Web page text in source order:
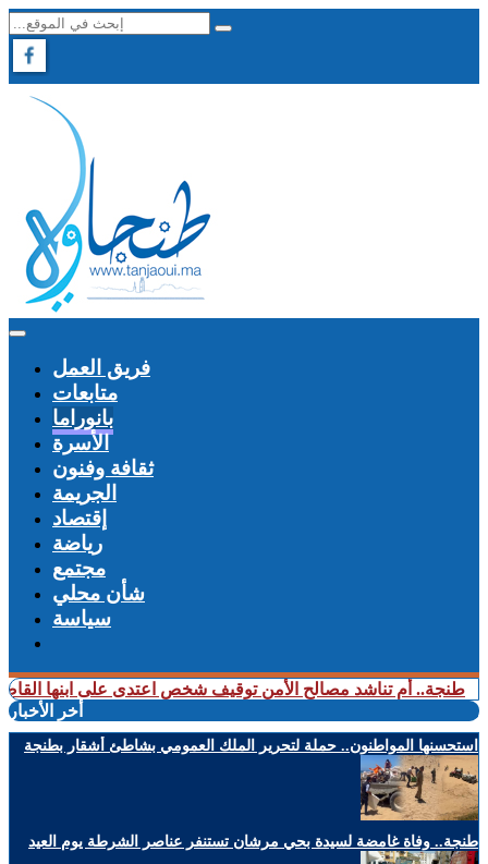
فريق العمل
متابعات
بانوراما
الأسرة
ثقافة وفنون
الجريمة
إقتصاد
رياضة
مجتمع
شأن محلي
سياسة
مصالح الأمن توقيف شخص اعتدى على ابنها القاصر بالضرب قبل
أخر الأخبار
استحسنها المواطنون.. حملة لتحرير الملك العمومي بشاطئ أشقار بطنجة
طنجة.. وفاة غامضة لسيدة بحي مرشان تستنفر عناصر الشرطة يوم العيد